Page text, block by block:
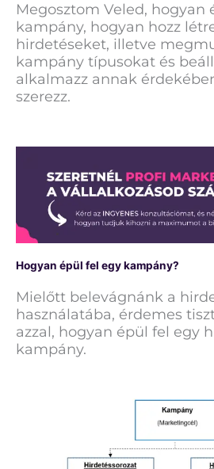
Megosztom Veled, hogyan
kampány, hogyan hozz
hirdetéseket, illetve
kampány típusokat és
alkalmazz annak
szerezz.
Hogyan épül fel egy kampány?
Mielőtt belevágnánk a
használatába, érdemes
azzal, hogyan épül fel egy
kampány.